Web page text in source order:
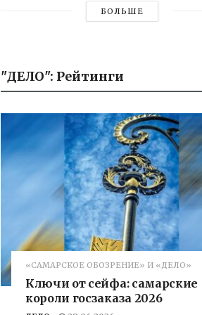
БОЛЬШЕ
"ДЕЛО": Рейтинги
«САМАРСКОЕ ОБОЗРЕНИЕ» И «ДЕЛО»
Ключи от сейфа: самарские
короли госзаказа 2026